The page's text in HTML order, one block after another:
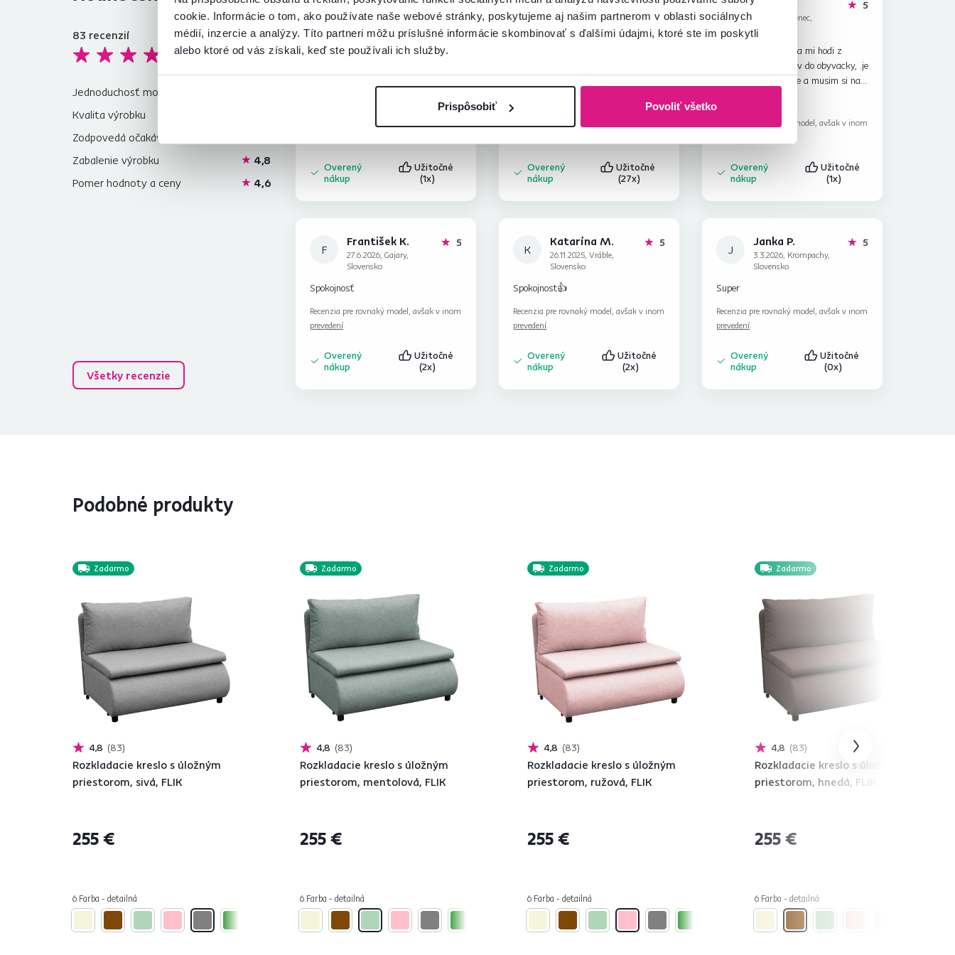
cookie. Informácie o tom, ako používate naše webové stránky, poskytujeme aj našim partnerom v oblasti sociálnych
médií, inzercie a analýzy. Títo partneri môžu príslušné informácie skombinovať s ďalšími údajmi, ktoré ste im poskytli
alebo ktoré od vás získali, keď ste používali ich služby.
Prispôsobiť Povoliť všetko
4,8
83 recenzií
Jednoduchosť montáže
Kvalita výrobku
Zodpovedá očakávaniam
Zabalenie výrobku
4,8
Pomer hodnoty a ceny
4,6
Všetky recenzie
A
Anonym
11.2.2026, Zbehy,
Slovensko
5hviezdičiek
Spokojnosť
Overený
nákup
Užitočné
(1x)
D
Denisa M.
28.9.2024, Farná,
Slovensko
5hviezdičiek
priestor, a pritom ho využijete úplne
plnohodnotne ako posteľ pre hostí.
Overený
nákup
Užitočné
(27x)
M
Mária F.
18.6.2026, Senec,
Slovensko
5hviezdičiek
Rozkladacie kreslo sa mi hodi z
praktiickych dovodov do obyvacky, .je
na mna trochu tvrde a musim si naň
velkostou aj farebne sedi. Dorucene
mi bolo priamo do urcenej
miestnosti.za to patri panovi velma
Recenzia pre rovnaký model, avšak v inom
Overený
nákup
Užitočné
(1x)
F
František K.
27.6.2026, Gajary,
Slovensko
5hviezdičiek
Spokojnosť
Recenzia pre rovnaký model, avšak v inom
prevedení.
Overený
nákup
Užitočné
(2x)
K
Katarína M.
26.11.2025, Vráble,
Slovensko
5hviezdičiek
Spokojnost👍
Recenzia pre rovnaký model, avšak v inom
prevedení.
Overený
nákup
Užitočné
(2x)
J
Janka P.
3.3.2026, Krompachy,
Slovensko
5hviezdičiek
Super
Recenzia pre rovnaký model, avšak v inom
prevedení.
Overený
nákup
Užitočné
(0x)
Podobné produkty
Zadarmo
4,8 83
Rozkladacie kreslo s úložným
priestorom, sivá, FLIK
255 €
6 Farba - detailná
Zadarmo
4,8 83
Rozkladacie kreslo s úložným
priestorom, mentolová, FLIK
255 €
6 Farba - detailná
Zadarmo
4,8 83
Rozkladacie kreslo s úložným
priestorom, ružová, FLIK
255 €
6 Farba - detailná
Zadarmo
4,8 83
Rozkladacie kreslo s úložným
priestorom, hnedá, FLIK
255 €
6 Farba - detailná